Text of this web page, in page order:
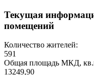
Текущая
помещений
Количество жителей:
591
Общая площадь МКД,
13249,90